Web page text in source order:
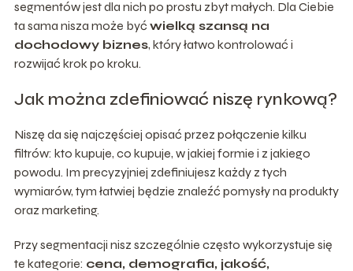
segmentów jest dla nich po prostu zbyt małych. Dla Ciebie
ta sama nisza może być wielką szansą na
dochodowy biznes, który łatwo kontrolować i
rozwijać krok po kroku.
Jak można zdefiniować niszę rynkową?
Niszę da się najczęściej opisać przez połączenie kilku
filtrów: kto kupuje, co kupuje, w jakiej formie i z jakiego
powodu. Im precyzyjniej zdefiniujesz każdy z tych
wymiarów, tym łatwiej będzie znaleźć pomysły na produkty
oraz marketing.
Przy segmentacji nisz szczególnie często wykorzystuje się
te kategorie: cena, demografia, jakość,